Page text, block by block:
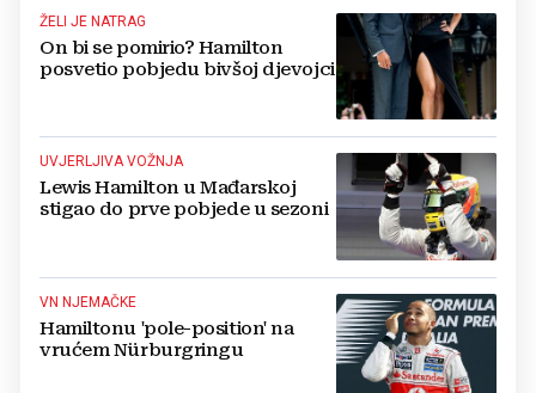
ŽELI JE NATRAG
On bi se pomirio? Hamilton
posvetio pobjedu bivšoj djevojci
UVJERLJIVA VOŽNJA
Lewis Hamilton u Mađarskoj
stigao do prve pobjede u sezoni
VN NJEMAČKE
Hamiltonu 'pole-position' na
vrućem Nürburgringu